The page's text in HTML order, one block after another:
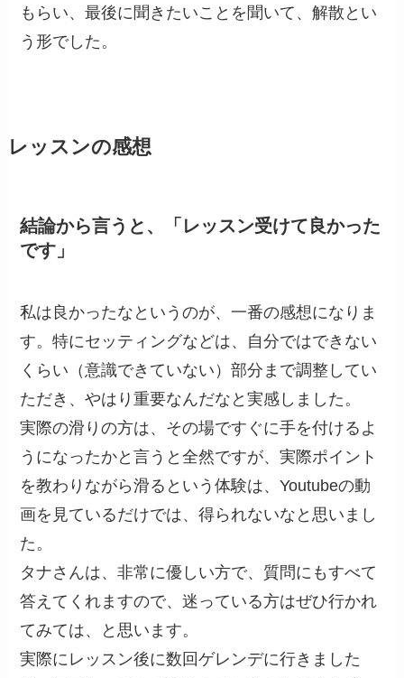
もらい、最後に聞きたいことを聞いて、解散とい
う形でした。
レッスンの感想
結論から言うと、「レッスン受けて良かった
です」
私は良かったなというのが、一番の感想になりま
す。特にセッティングなどは、自分ではできない
くらい（意識できていない）部分まで調整してい
ただき、やはり重要なんだなと実感しました。
実際の滑りの方は、その場ですぐに手を付けるよ
うになったかと言うと全然ですが、実際ポイント
を教わりながら滑るという体験は、Youtubeの動
画を見ているだけでは、得られないなと思いまし
た。
タナさんは、非常に優しい方で、質問にもすべて
答えてくれますので、迷っている方はぜひ行かれ
てみては、と思います。
実際にレッスン後に数回ゲレンデに行きました